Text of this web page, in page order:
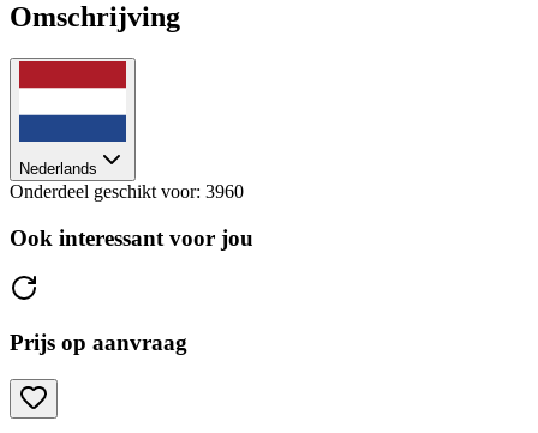
Omschrijving
Nederlands
Onderdeel geschikt voor: 3960
Ook interessant voor jou
Prijs op aanvraag